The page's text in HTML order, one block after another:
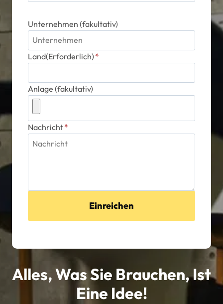
Unternehmen (fakultativ)
Land(Erforderlich) *
Anlage (fakultativ)
Nachricht*
Einreichen
Alles, Was Sie Brauchen, Ist
Eine Idee!